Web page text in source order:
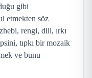
gibi
etmekten söz
rengi, dili, ırkı
tıpkı bir mozaik
ve bunu